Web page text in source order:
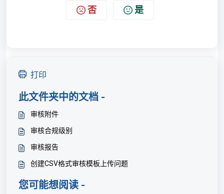
否 是
打印
此文件夹中的文档 -
审核附件
审核合规级别
审核报告
创建CSV格式审核模板上传问题
您可能想阅读 -